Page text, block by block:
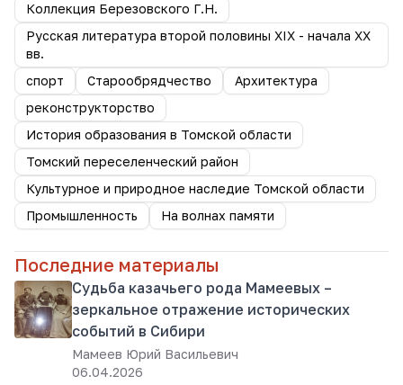
Коллекция Березовского Г.Н.
Русская литература второй половины XIX - начала XX
вв.
спорт
Старообрядчество
Архитектура
реконструкторство
История образования в Томской области
Томский переселенческий район
Культурное и природное наследие Томской области
Промышленность
На волнах памяти
Последние материалы
Судьба казачьего рода Мамеевых –
зеркальное отражение исторических
событий в Сибири
Мамеев Юрий Васильевич
06.04.2026